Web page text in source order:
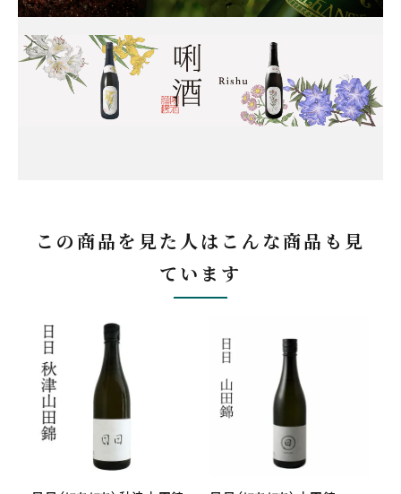
この商品を見た人はこんな商品も見
ています